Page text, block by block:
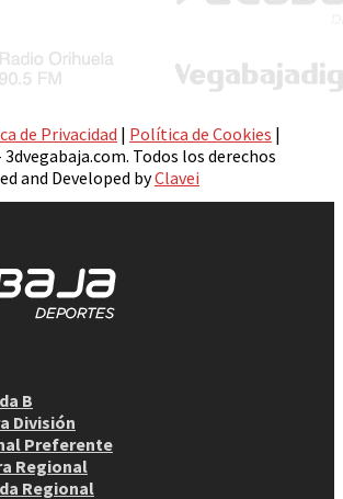
de Privacidad | Política de Cookies |
3dvegabaja.com. Todos los derechos
and Developed byClavei
B
División
Preferente
Regional
Regional